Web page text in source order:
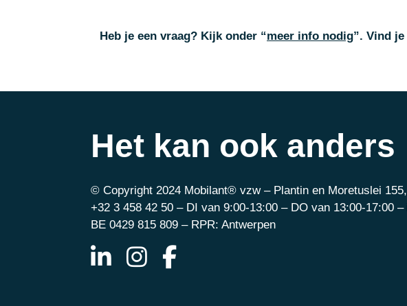
Heb je een vraag? Kijk onder “meer info nodig”. Vind
Het kan ook anders
© Copyright 2024 Mobilant® vzw – Plantin en Moretuslei
+32 3 458 42 50 – DI van 9:00-13:00 – DO van 13:00-17:00
BE 0429 815 809 – RPR: Antwerpen